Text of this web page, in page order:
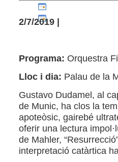
2/7/2019 |
Programa: Orquestra
Lloc i dia: Palau de la
Gustavo Dudamel, al
de Munic, ha clos la
apoteòsic, gairebé
oferir una lectura
de Mahler,
interpretació catàrtica